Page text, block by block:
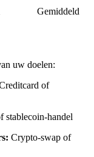
Gemiddeld
uw doelen:
of
stablecoin-handel
Crypto-swap of